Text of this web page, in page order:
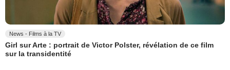
News - Films à la TV
Girl sur Arte : portrait de Victor Polster, révélation de ce film
sur la transidentité